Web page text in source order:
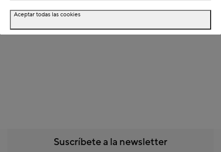
Dimensiones
Suscríbete a la newsletter
Aceptar todas las cookies